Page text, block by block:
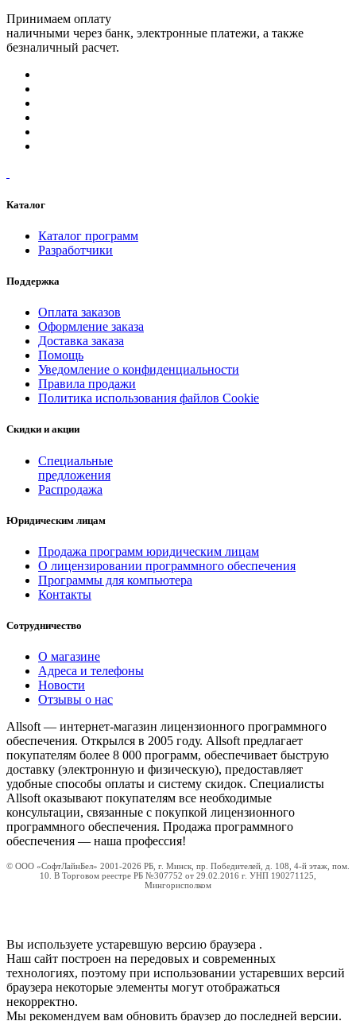
Принимаем оплату
наличными через банк, электронные платежи, а также
безналичный расчет.
Каталог
Каталог программ
Разработчики
Поддержка
Оплата заказов
Оформление заказа
Доставка заказа
Помощь
Уведомление о конфиденциальности
Правила продажи
Политика использования файлов Cookie
Скидки и акции
Специальные
предложения
Распродажа
Юридическим лицам
Продажа программ юридическим лицам
О лицензировании программного обеспечения
Программы для компьютера
Контакты
Сотрудничество
О магазине
Адреса и телефоны
Новости
Отзывы о нас
Allsoft — интернет-магазин лицензионного программного
обеспечения. Открылся в 2005 году. Allsoft предлагает
покупателям более 8 000 программ, обеспечивает быструю
доставку (электронную и физическую), предоставляет
удобные способы оплаты и систему скидок. Специалисты
Allsoft оказывают покупателям все необходимые
консультации, связанные с покупкой лицензионного
программного обеспечения. Продажа программного
обеспечения — наша профессия!
© ООО «СофтЛайнБел» 2001-2026 РБ, г. Минск, пр. Победителей, д. 108, 4-й этаж, пом.
10. В Торговом реестре РБ №307752 от 29.02.2016 г. УНП 190271125,
Мингорисполком
Вы используете устаревшую версию браузера .
Наш сайт построен на передовых и современных
технологиях, поэтому при использовании устаревших версий
браузера некоторые элементы могут отображаться
некорректно.
Мы рекомендуем вам обновить браузер до последней версии.